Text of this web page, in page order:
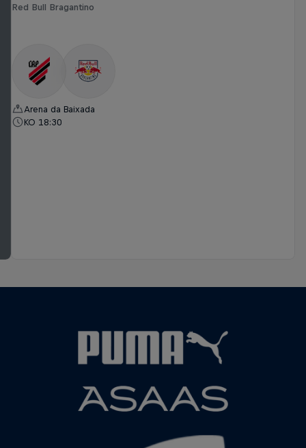
Red Bull Bragantino
Arena da Baixada
KO 18:30